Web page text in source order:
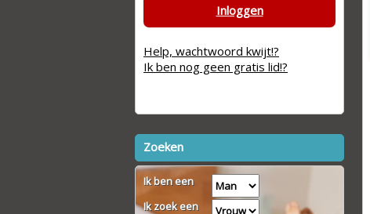
Inloggen
Help, wachtwoord kwijt!?
Ik ben nog geen gratis lid!?
Zoeken
Ik ben een
Ik zoek een